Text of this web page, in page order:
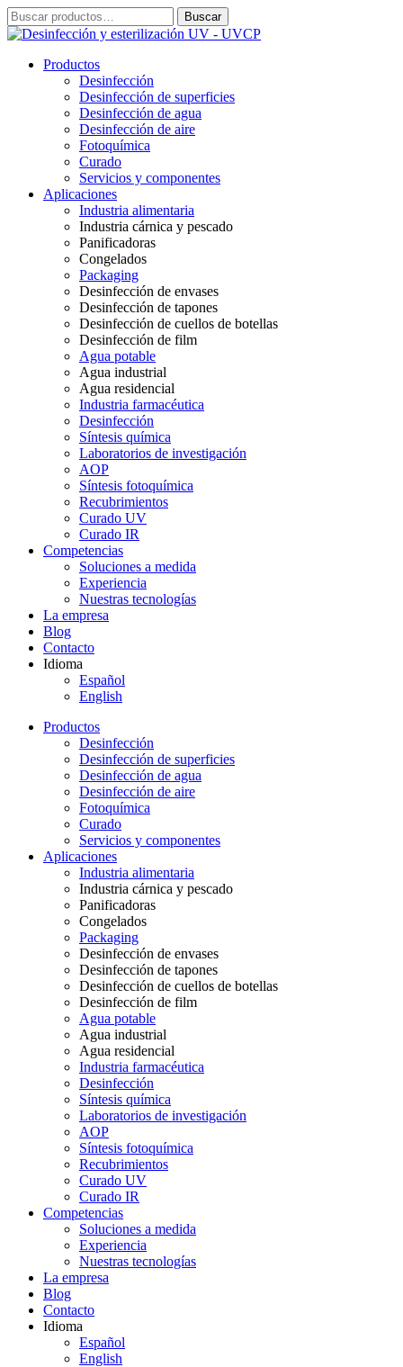
Ir
al
Buscar
por:
Buscar
Productos
Desinfección
Desinfección de superficies
Desinfección de agua
Desinfección de aire
Fotoquímica
Curado
Servicios y componentes
Aplicaciones
Industria alimentaria
Industria cárnica y pescado
Panificadoras
Congelados
Packaging
Desinfección de envases
Desinfección de tapones
Desinfección de cuellos de botellas
Desinfección de film
Agua potable
Agua industrial
Agua residencial
Industria farmacéutica
Desinfección
Síntesis química
Laboratorios de investigación
AOP
Síntesis fotoquímica
Recubrimientos
Curado UV
Curado IR
Competencias
Soluciones a medida
Experiencia
Nuestras tecnologías
La empresa
Blog
Contacto
Idioma
Español
English
Productos
Desinfección
Desinfección de superficies
Desinfección de agua
Desinfección de aire
Fotoquímica
Curado
Servicios y componentes
Aplicaciones
Industria alimentaria
Industria cárnica y pescado
Panificadoras
Congelados
Packaging
Desinfección de envases
Desinfección de tapones
Desinfección de cuellos de botellas
Desinfección de film
Agua potable
Agua industrial
Agua residencial
Industria farmacéutica
Desinfección
Síntesis química
Laboratorios de investigación
AOP
Síntesis fotoquímica
Recubrimientos
Curado UV
Curado IR
Competencias
Soluciones a medida
Experiencia
Nuestras tecnologías
La empresa
Blog
Contacto
Idioma
Español
English